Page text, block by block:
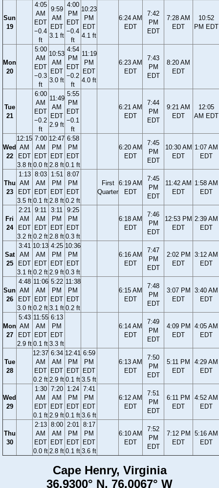
Sun
19
4:05
AM
EDT
−0.4
ft
9:59
AM
EDT
3.1 ft
4:00
PM
EDT
−0.4
ft
10:23
PM
EDT
4.1 ft
6:24 AM
EDT
7:42
PM
EDT
7:28 AM
EDT
10:52
PM EDT
Mon
20
5:00
AM
EDT
−0.3
ft
10:53
AM
EDT
3.0 ft
4:54
PM
EDT
−0.2
ft
11:19
PM
EDT
4.0 ft
6:23 AM
EDT
7:43
PM
EDT
8:20 AM
EDT
Tue
21
6:00
AM
EDT
−0.2
ft
11:49
AM
EDT
2.9 ft
5:55
PM
EDT
−0.1
ft
6:21 AM
EDT
7:44
PM
EDT
9:21 AM
EDT
12:05
AM EDT
Wed
22
12:15
AM
EDT
3.8 ft
7:00
AM
EDT
0.0 ft
12:47
PM
EDT
2.8 ft
6:58
PM
EDT
0.1 ft
6:20 AM
EDT
7:45
PM
EDT
10:30 AM
EDT
1:07 AM
EDT
Thu
23
1:13
AM
EDT
3.5 ft
8:03
AM
EDT
0.1 ft
1:51
PM
EDT
2.8 ft
8:07
PM
EDT
0.2 ft
First
Quarter
6:19 AM
EDT
7:45
PM
EDT
11:42 AM
EDT
1:58 AM
EDT
Fri
24
2:21
AM
EDT
3.2 ft
9:11
AM
EDT
0.2 ft
3:11
PM
EDT
2.8 ft
9:25
PM
EDT
0.3 ft
6:18 AM
EDT
7:46
PM
EDT
12:53 PM
EDT
2:39 AM
EDT
Sat
25
3:41
AM
EDT
3.1 ft
10:13
AM
EDT
0.2 ft
4:25
PM
EDT
2.9 ft
10:36
PM
EDT
0.3 ft
6:16 AM
EDT
7:47
PM
EDT
2:02 PM
EDT
3:12 AM
EDT
Sun
26
4:48
AM
EDT
3.0 ft
11:06
AM
EDT
0.2 ft
5:22
PM
EDT
3.1 ft
11:38
PM
EDT
0.2 ft
6:15 AM
EDT
7:48
PM
EDT
3:07 PM
EDT
3:40 AM
EDT
Mon
27
5:43
AM
EDT
2.9 ft
11:55
AM
EDT
0.1 ft
6:13
PM
EDT
3.3 ft
6:14 AM
EDT
7:49
PM
EDT
4:09 PM
EDT
4:05 AM
EDT
Tue
28
12:37
AM
EDT
0.2 ft
6:34
AM
EDT
2.9 ft
12:41
PM
EDT
0.1 ft
6:59
PM
EDT
3.5 ft
6:13 AM
EDT
7:50
PM
EDT
5:11 PM
EDT
4:29 AM
EDT
Wed
29
1:30
AM
EDT
0.1 ft
7:20
AM
EDT
2.9 ft
1:24
PM
EDT
0.1 ft
7:41
PM
EDT
3.6 ft
6:12 AM
EDT
7:51
PM
EDT
6:11 PM
EDT
4:52 AM
EDT
Thu
30
2:13
AM
EDT
0.0 ft
8:00
AM
EDT
2.8 ft
2:01
PM
EDT
0.1 ft
8:17
PM
EDT
3.6 ft
6:10 AM
EDT
7:52
PM
EDT
7:12 PM
EDT
5:16 AM
EDT
Cape Henry, Virginia
36.9300° N, 76.0067° W